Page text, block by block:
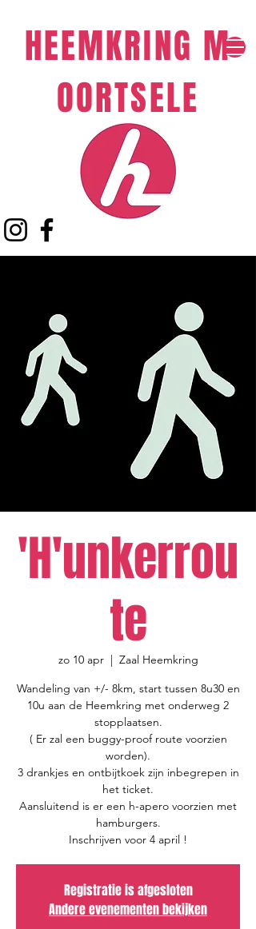
HEEMKRING M
OORTSELE​
'H'unkerrou
te
zo 10 apr
  |
Zaal Heemkring
Wandeling van +/- 8km, start tussen 8u30 en
10u aan de Heemkring met onderweg 2
stopplaatsen.
( Er zal een buggy-proof route voorzien
worden).
3 drankjes en ontbijtkoek zijn inbegrepen in
het ticket.
Aansluitend is er een h-apero voorzien met
hamburgers.
Inschrijven voor 4 april !
Registratie is afgesloten
Andere evenementen bekijken